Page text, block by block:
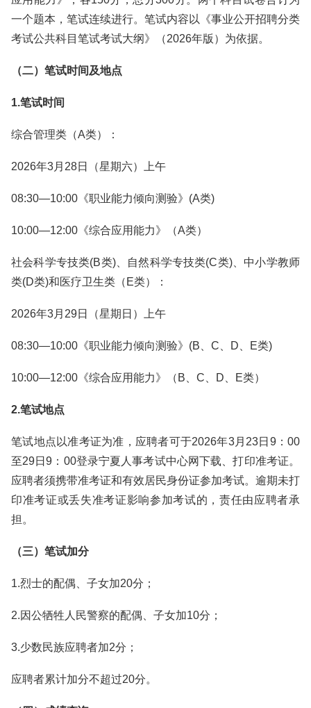
一个题本，笔试连续进行。笔试内容以《事业公开招聘分类
考试公共科目笔试考试大纲》（2026年版）为依据。
（二）笔试时间及地点
1.笔试时间
综合管理类（A类）：
2026年3月28日（星期六）上午
08:30—10:00《职业能力倾向测验》(A类)
10:00—12:00《综合应用能力》（A类）
社会科学专技类(B类)、自然科学专技类(C类)、中小学教师
类(D类)和医疗卫生类（E类）：
2026年3月29日（星期日）上午
08:30—10:00《职业能力倾向测验》(B、C、D、E类)
10:00—12:00《综合应用能力》（B、C、D、E类）
2.笔试地点
笔试地点以准考证为准，应聘者可于2026年3月23日9：00
至29日9：00登录宁夏人事考试中心网下载、打印准考证。
应聘者须携带准考证和有效居民身份证参加考试。逾期未打
印准考证或丢失准考证影响参加考试的，责任由应聘者承
担。
（三）笔试加分
1.烈士的配偶、子女加20分；
2.因公牺牲人民警察的配偶、子女加10分；
3.少数民族应聘者加2分；
应聘者累计加分不超过20分。